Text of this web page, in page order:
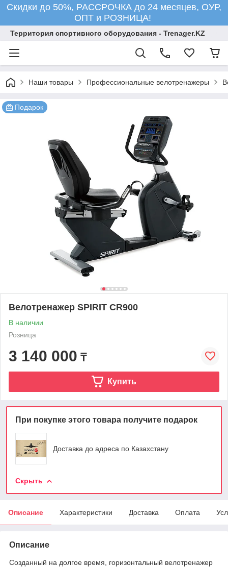
Скидки до 50%, РАССРОЧКА до 24 месяцев, ОУР,
ОПТ и РОЗНИЦА!
Территория спортивного оборудования - Trenager.KZ
Наши товары Профессиональные велотренажеры
Подарок
Велотренажер SPIRIT CR900
В наличии
Розница
3 140 000 ₸
Купить
При покупке этого товара получите подарок
Доставка до адреса по Казахстану
Скрыть
Описание Характеристики Доставка Оплата
Описание
Созданный на долгое время, горизонтальный велотренажер